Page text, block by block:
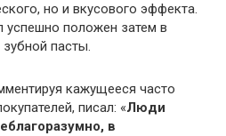
но и вкусового эффекта.
успешно положен затем в
зубной пасты.
кажущееся часто
писал: «Люди
в